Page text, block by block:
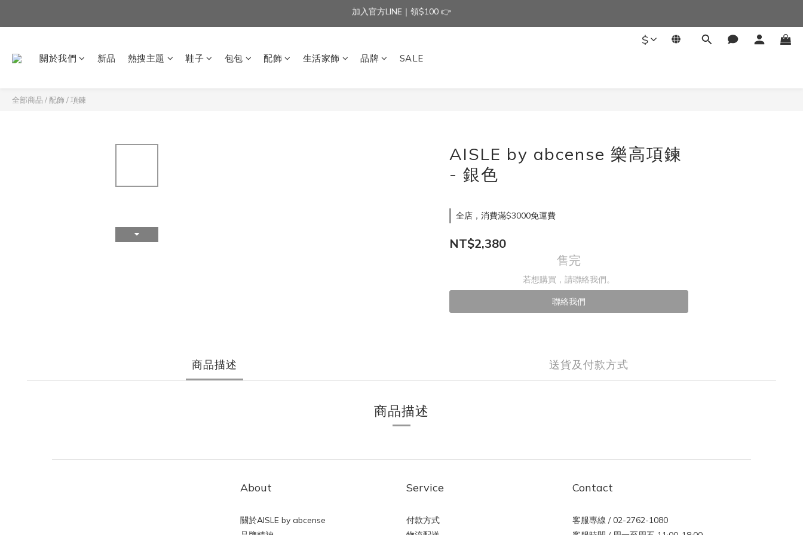
加入官方LINE｜領$100 👉
加入官方LINE｜領$100 👉
加入官方LINE｜領$100 👉
$
關於我們 新品 熱搜主題 鞋子 包包 配飾 生活家飾 品牌 SALE
全部商品 / 配飾 /項鍊
AISLE by abcense 樂高項鍊
- 銀色
全店，消費滿$3000免運費
NT$2,380
售完
若想購買，請聯絡我們。
聯絡我們
商品描述 送貨及付款方式
商品描述
About
關於AISLE by abcense
Service
付款方式
Contact
客服專線 / 02-2762-1080